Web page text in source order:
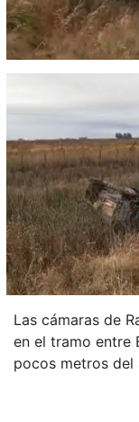
Las cámaras de
en el tramo entre
pocos metros del